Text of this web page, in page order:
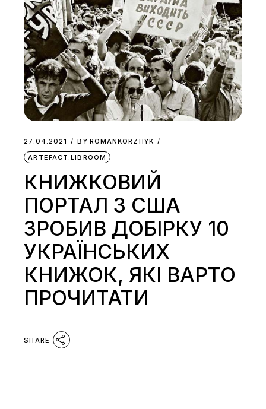
27.04.2021 BY ROMANKORZHYK
ARTEFACT.LIBROOM
КНИЖКОВИЙ
ПОРТАЛ З США
ЗРОБИВ ДОБІРКУ 10
УКРАЇНСЬКИХ
КНИЖОК, ЯКІ ВАРТО
ПРОЧИТАТИ
SHARE